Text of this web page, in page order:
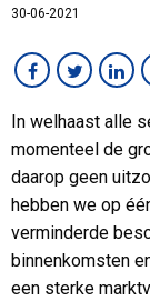
MVO
Overig
Werken bij
30-06-2021
In welhaast alle
momenteel de
daarop geen
hebben we op
verminderde
binnenkomsten
een sterke